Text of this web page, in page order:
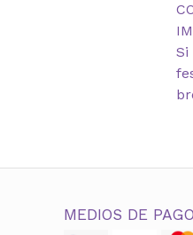
MEDIOS DE PAGO